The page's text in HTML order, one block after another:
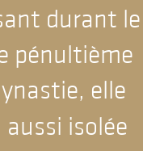
durant le
pénultième
elle
isolée